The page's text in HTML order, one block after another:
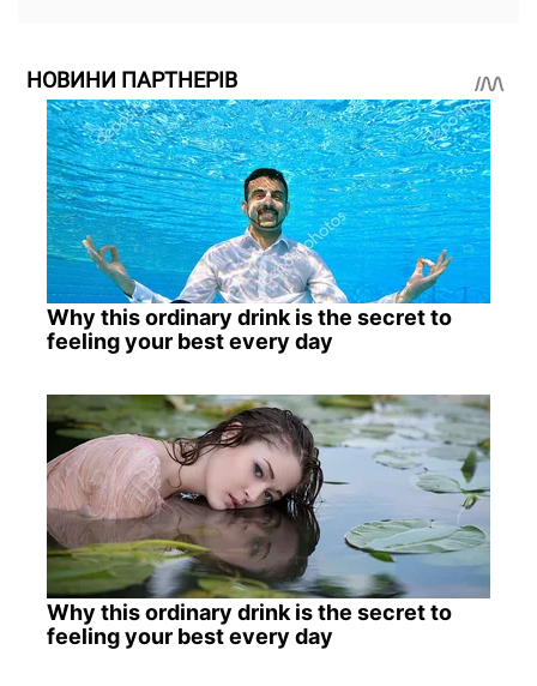
НОВИНИ ПАРТНЕРІВ
Why this ordinary drink is the secret to
feeling your best every day
Why this ordinary drink is the secret to
feeling your best every day